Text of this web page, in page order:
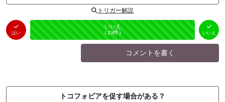
トリガー解説
はい
はい
（0件）
未投票
いいえ
（23件） いいえ
コメントを書く
トコフォビアを促す場合がある？